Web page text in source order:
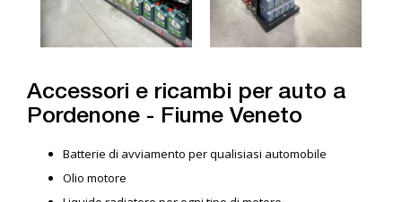
Accessori e ricambi per auto a
Pordenone - Fiume Veneto
Batterie di avviamento per qualisiasi automobile
Olio motore